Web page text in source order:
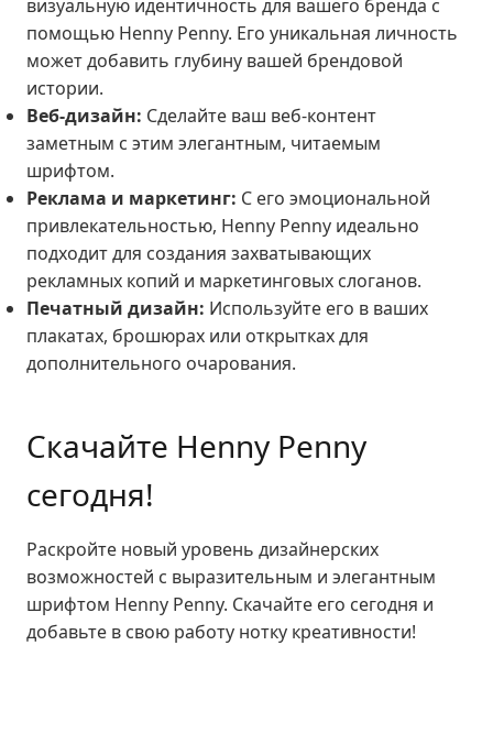
визуальную идентичность для вашего бренда с
помощью Henny Penny. Его уникальная личность
может добавить глубину вашей брендовой
истории.
Веб-дизайн: Сделайте ваш веб-контент
заметным с этим элегантным, читаемым
шрифтом.
Реклама и маркетинг: С его эмоциональной
привлекательностью, Henny Penny идеально
подходит для создания захватывающих
рекламных копий и маркетинговых слоганов.
Печатный дизайн: Используйте его в ваших
плакатах, брошюрах или открытках для
дополнительного очарования.
Скачайте Henny Penny
сегодня!
Раскройте новый уровень дизайнерских
возможностей с выразительным и элегантным
шрифтом Henny Penny. Скачайте его сегодня и
добавьте в свою работу нотку креативности!